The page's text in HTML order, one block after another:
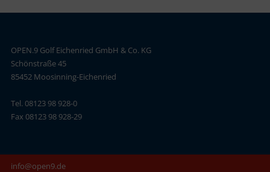
OPEN.9 Golf Eichenried GmbH & Co. KG
Schönstraße 45
85452 Moosinning-Eichenried
Tel. 08123 98 928-0
Fax 08123 98 928-29
info@open9.de